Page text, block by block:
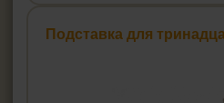
Подставка для